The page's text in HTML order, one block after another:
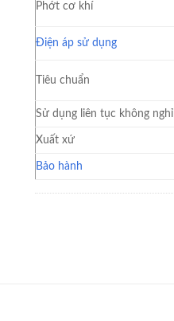
Phớt cơ khí
Điện áp sử dụng
Tiêu chuẩn
Sử dụng liên tục không
Xuất xứ
Bảo hành